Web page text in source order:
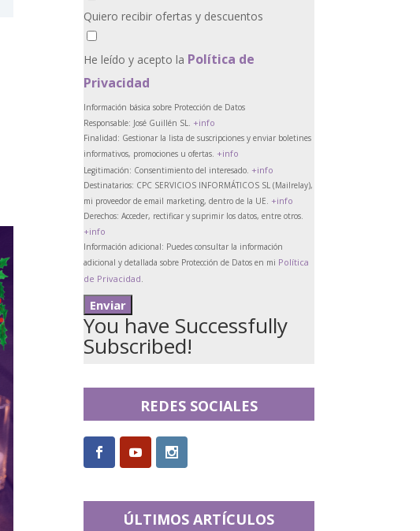
Quiero recibir ofertas y descuentos
He leído y acepto la Política de
Privacidad
Información básica sobre Protección de Datos
Responsable: José Guillén SL. +info
Finalidad: Gestionar la lista de suscripciones y enviar boletines
informativos, promociones u ofertas. +info
Legitimación: Consentimiento del interesado. +info
Destinatarios: CPC SERVICIOS INFORMÁTICOS SL (Mailrelay),
mi proveedor de email marketing, dentro de la UE. +info
Derechos: Acceder, rectificar y suprimir los datos, entre otros.
+info
Información adicional: Puedes consultar la información
adicional y detallada sobre Protección de Datos en mi Política
de Privacidad.
You have Successfully
Subscribed!
REDES SOCIALES
ÚLTIMOS ARTÍCULOS